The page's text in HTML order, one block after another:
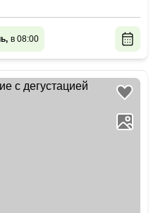
в 08:00